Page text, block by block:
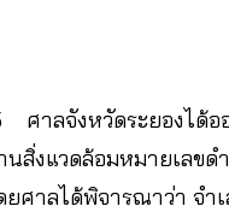
ศาลจังหวัดระยองได้อ
สิ่งแวดล้อมหมายเลขดำ
ศาลได้พิจารณาว่า จำ